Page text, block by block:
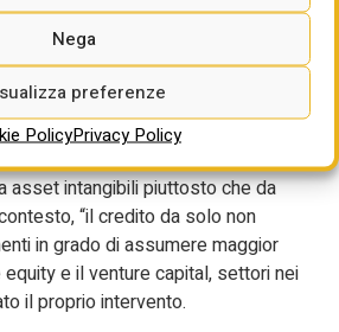
Nega
preferenze
PolicyPrivacy Policy
il contributo della
Gelsomina Vigliotti, che ha posto
di sviluppare strumenti finanziari
“Sostenere l’innovazione
tecnologica europea”, ha
come la creazione di valore
asset intangibili piuttosto che da
“il credito da solo non
in grado di assumere maggior
e il venture capital, settori nei
il proprio intervento.